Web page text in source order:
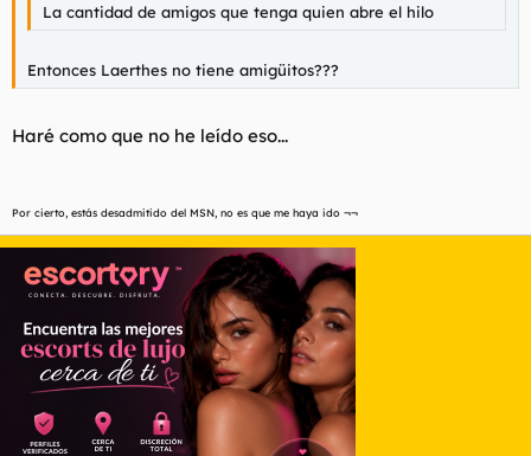
La cantidad de amigos que tenga quien abre el hilo
Entonces Laerthes no tiene amigüitos???
Haré como que no he leído eso...
Por cierto, estás desadmitido del MSN, no es que me haya ido ¬¬